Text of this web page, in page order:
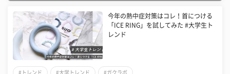
今年の熱中症対策はコレ！首につける
「ICE RING」を試してみた #大学生ト
レンド
#トレンド #大学トレンド #ガクラボ